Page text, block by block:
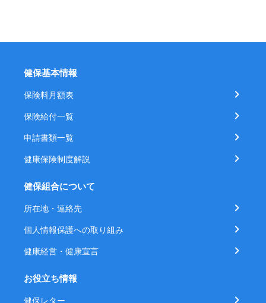
健保基本情報
保険料月額表
保険給付一覧
申請書類一覧
健康保険制度解説
健保組合について
所在地・連絡先
個人情報保護への取り組み
健康経営・健康宣言
お役立ち情報
健保レター